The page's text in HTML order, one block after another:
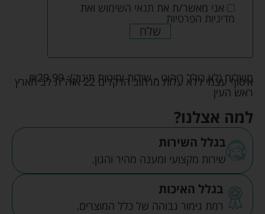
אני מאשר/ת את תנאי השימוש ואת
מדיניות הפרטיות
שלח
משלוח (לא כולל ריהוט - שידות ומיטות תינוק): ₪29.99
איסוף עצמי ללא עלות מרחוב הדקלים 22 אזה"ת לב הארץ
ראש העין
למה אצלנו?
בגלל השירות
שירות מקצועי ומענה מהיר והגון.
בגלל האיכות
רמת גימור גבוהה של כלל המוצרים.